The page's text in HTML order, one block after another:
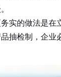
的做法是在
抽检制，企